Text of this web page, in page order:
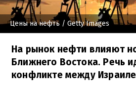
Цены на нефть / Getty Images
На рынок нефти влияют
Ближнего Востока. Речь
конфликте между